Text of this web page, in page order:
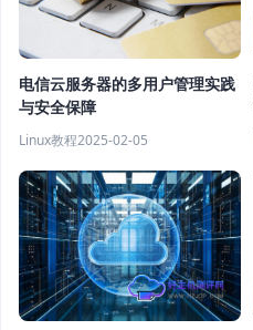
电信云服务器的多用户管理实践
与安全保障
Linux教程2025-02-05